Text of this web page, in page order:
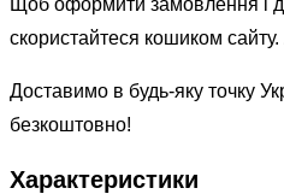
Щоб оформити замовлення і
скористайтеся кошиком
Доставимо в будь-яку точку
безкоштовно!
Характеристики